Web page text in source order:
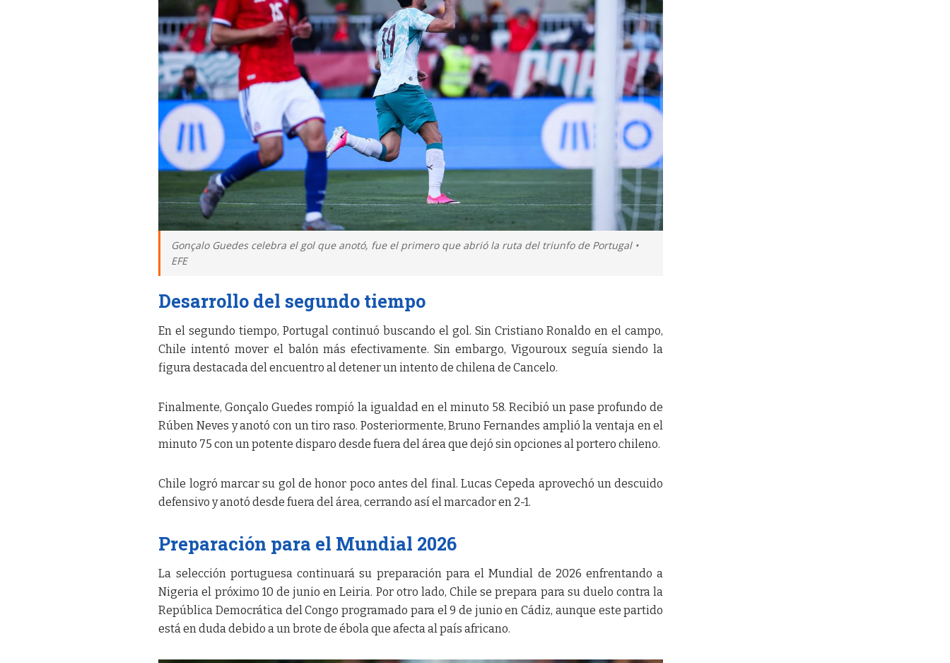
Gonçalo Guedes celebra el gol que anotó, fue el primero que abrió la ruta del triunfo de Portugal •
EFE
Desarrollo del segundo tiempo
En el segundo tiempo, Portugal continuó buscando el gol. Sin Cristiano Ronaldo en el campo,
Chile intentó mover el balón más efectivamente. Sin embargo, Vigouroux seguía siendo la
figura destacada del encuentro al detener un intento de chilena de Cancelo.
Finalmente, Gonçalo Guedes rompió la igualdad en el minuto 58. Recibió un pase profundo de
Rúben Neves y anotó con un tiro raso. Posteriormente, Bruno Fernandes amplió la ventaja en el
minuto 75 con un potente disparo desde fuera del área que dejó sin opciones al portero chileno.
Chile logró marcar su gol de honor poco antes del final. Lucas Cepeda aprovechó un descuido
defensivo y anotó desde fuera del área, cerrando así el marcador en 2-1.
Preparación para el Mundial 2026
La selección portuguesa continuará su preparación para el Mundial de 2026 enfrentando a
Nigeria el próximo 10 de junio en Leiria. Por otro lado, Chile se prepara para su duelo contra la
República Democrática del Congo programado para el 9 de junio en Cádiz, aunque este partido
está en duda debido a un brote de ébola que afecta al país africano.